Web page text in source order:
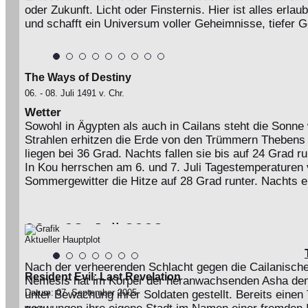
oder Zukunft. Licht oder Finsternis. Hier ist alles
und schafft ein Universum voller Geheimnisse, tiefer
Der Bereich für Pairings, Zweierplays oder kleinere
The Ways of Destiny
06. - 08. Juli 1491 v. Chr.
Wetter
Sowohl in Ägypten als auch in Cailans steht die
Strahlen erhitzen die Erde von den Trümmern
liegen bei 36 Grad. Nachts fallen sie bis auf 24 Grad
In Kou herrschen am 6. und 7. Juli
Sommergewitter die Hitze auf 28 Grad runter. Nachts
06. - 08. Juli 2003
Wetter
Die Tage in Domino City sind sonnig und weitgehend
kühlt sich auf gute 24 Grad runter.
Aktueller Hauptplot
Nach der verheerenden Schlacht gegen die
Nemesis hat im Körper der heranwachsenden Asha
unter Bewachung ihrer Soldaten gestellt. Bereits
Resident Evil: Last Revelation
Datum: 07. September 2005